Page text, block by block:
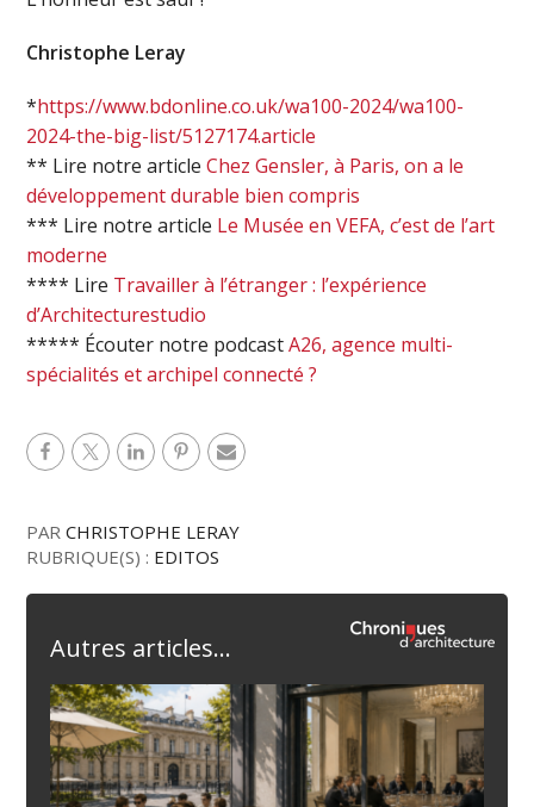
Christophe Leray
*https://www.bdonline.co.uk/wa100-2024/wa100-
2024-the-big-list/5127174.article
** Lire notre articleChez Gensler, à Paris, on a le
développement durable bien compris
*** Lire notre article Le Musée en VEFA, c’est de l’art
moderne
**** Lire Travailler à l’étranger : l’expérience
d’Architecturestudio
***** Écouter notre podcastA26, agence multi-
spécialités et archipel connecté ?
PARCHRISTOPHE LERAY
RUBRIQUE(S) : EDITOS
Autres articles...